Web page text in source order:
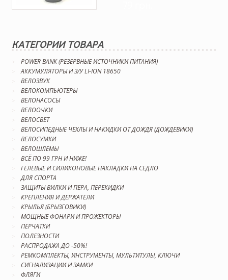
КАТЕГОРИИ ТОВАРА
POWER BANK (РЕЗЕРВНЫЕ ИСТОЧНИКИ ПИТАНИЯ)
АККУМУЛЯТОРЫ И З/У LI-ION 18650
ВЕЛОЗВУК
ВЕЛОКОМПЬЮТЕРЫ
ВЕЛОНАСОСЫ
ВЕЛООЧКИ
ВЕЛОСВЕТ
ВЕЛОСИПЕДНЫЕ ЧЕХЛЫ И НАКИДКИ ОТ ДОЖДЯ (ДОЖДЕВИКИ)
ВЕЛОСУМКИ
ВЕЛОШЛЕМЫ
ВСЁ ПО 99 ГРН И НИЖЕ!
ГЕЛЕВЫЕ И СИЛИКОНОВЫЕ НАКЛАДКИ НА СЕДЛО
ДЛЯ СПОРТА
ЗАЩИТЫ ВИЛКИ И ПЕРА, ПЕРЕКИДКИ
КРЕПЛЕНИЯ И ДЕРЖАТЕЛИ
КРЫЛЬЯ (БРЫЗГОВИКИ)
МОЩНЫЕ ФОНАРИ И ПРОЖЕКТОРЫ
ПЕРЧАТКИ
ПОЛЕЗНОСТИ
РАСПРОДАЖА ДО -50%!
РЕМКОМПЛЕКТЫ, ИНСТРУМЕНТЫ, МУЛЬТИТУЛЫ, КЛЮЧИ
СИГНАЛИЗАЦИИ И ЗАМКИ
ФЛЯГИ